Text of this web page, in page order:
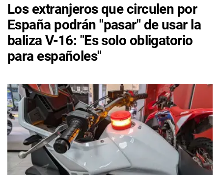
Los extranjeros que circulen por
España podrán "pasar" de usar la
baliza V-16: "Es solo obligatorio
para españoles"